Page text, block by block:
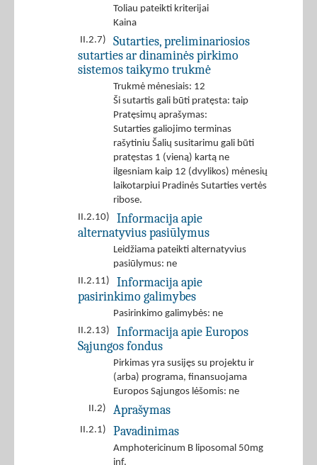
Toliau pateikti kriterijai
Kaina
II.2.7)
Sutarties, preliminariosios
sutarties ar dinaminės pirkimo
sistemos taikymo trukmė
Trukmė mėnesiais: 12
Ši sutartis gali būti pratęsta: taip
Pratęsimų aprašymas:
Sutarties galiojimo terminas
rašytiniu Šalių susitarimu gali būti
pratęstas 1 (vieną) kartą ne
ilgesniam kaip 12 (dvylikos) mėnesių
laikotarpiui Pradinės Sutarties vertės
ribose.
II.2.10)
Informacija apie
alternatyvius pasiūlymus
Leidžiama pateikti alternatyvius
pasiūlymus: ne
II.2.11)
Informacija apie
pasirinkimo galimybes
Pasirinkimo galimybės: ne
II.2.13)
Informacija apie Europos
Sąjungos fondus
Pirkimas yra susijęs su projektu ir
(arba) programa, finansuojama
Europos Sąjungos lėšomis: ne
II.2)
Aprašymas
II.2.1) Pavadinimas
Amphotericinum B liposomal 50mg
inf.